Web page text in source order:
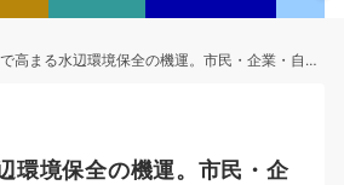
る水辺環境保全の機運。市民・企業・自治体の連携進む「水辺の環境活動フォーラム」開催。
環境保全の機運。市民・企